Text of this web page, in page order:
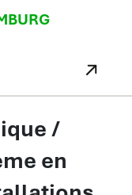
/
en